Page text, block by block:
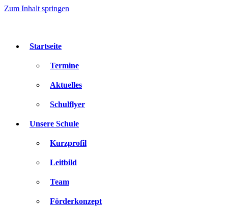
Zum Inhalt springen
Startseite
Termine
Aktuelles
Schulflyer
Unsere Schule
Kurzprofil
Leitbild
Team
Förderkonzept